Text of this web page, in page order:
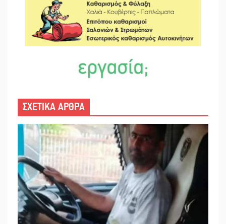
ΣΧΕΤΙΚΑ ΑΡΘΡΑ